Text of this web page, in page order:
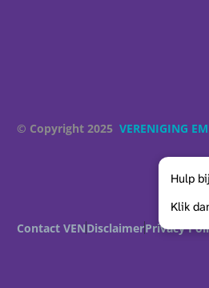
© Copyright 2025 VERENIGING
Contact VENDisclaimerPrivacy
Hulp
Klik